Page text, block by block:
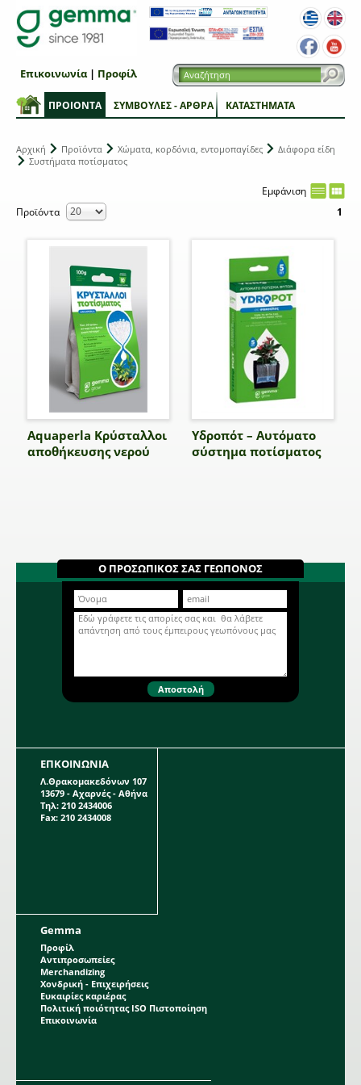
ΠΡΟΙΟΝΤΑ ΣΥΜΒΟΥΛΕΣ - ΑΡΘΡΑ ΚΑΤΑΣΤΗΜΑΤΑ
Επικοινωνία| Προφίλ
Αρχική Προϊόντα Χώματα, κορδόνια, εντομοπαγίδες
Διάφορα είδη
Συστήματα ποτίσματος
Εμφάνιση
Προϊόντα
1
Aquaperla Κρύσταλλοι
αποθήκευσης νερού
Υδροπότ – Αυτόματο
σύστημα ποτίσματος
Ο ΠΡΟΣΩΠΙΚΟΣ ΣΑΣ ΓΕΩΠΟΝΟΣ
ΕΠΚΟΙΝΩΝΙΑ
Λ.Θρακομακεδόνων 107
13679 - Αχαρνές - Αθήνα
Τηλ: 210 2434006
Fax: 210 2434008
Gemma
Προφίλ
Αντιπροσωπείες
Merchandizing
Χονδρική - Επιχειρήσεις
Ευκαιρίες καριέρας
Πολιτική ποιότητας ISO Πιστοποίηση
Επικοινωνία